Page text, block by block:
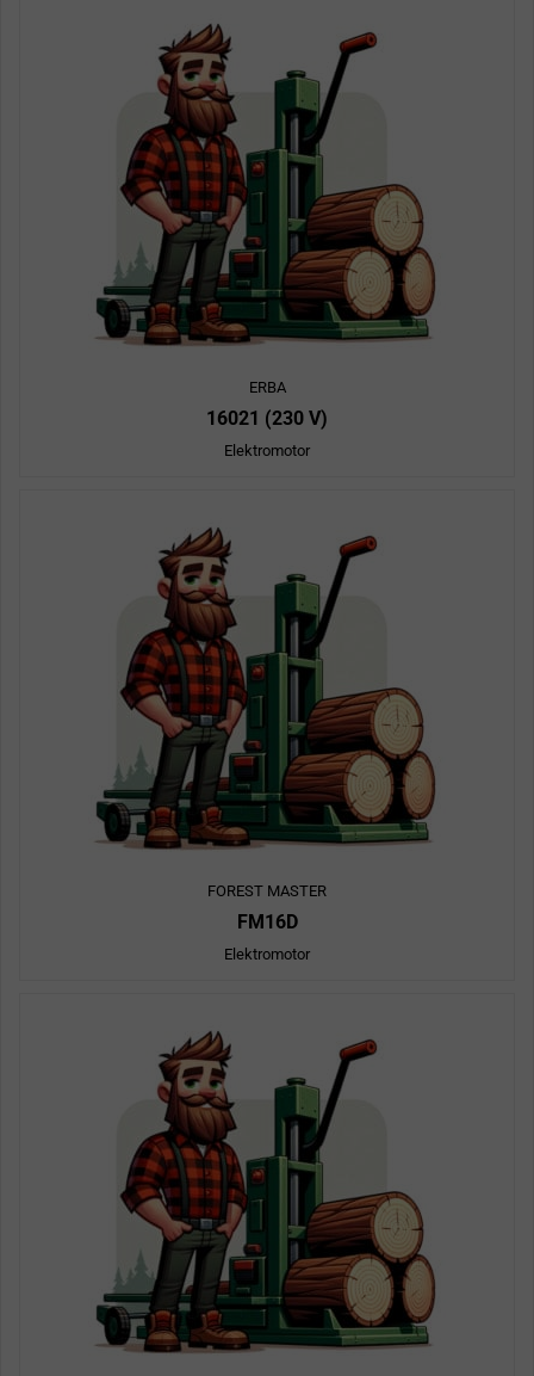
ERBA
16021 (230 V)
Elektromotor
FOREST MASTER
FM16D
Elektromotor